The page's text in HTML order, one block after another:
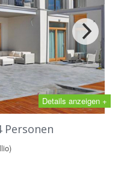
Details anzeigen +
Personen